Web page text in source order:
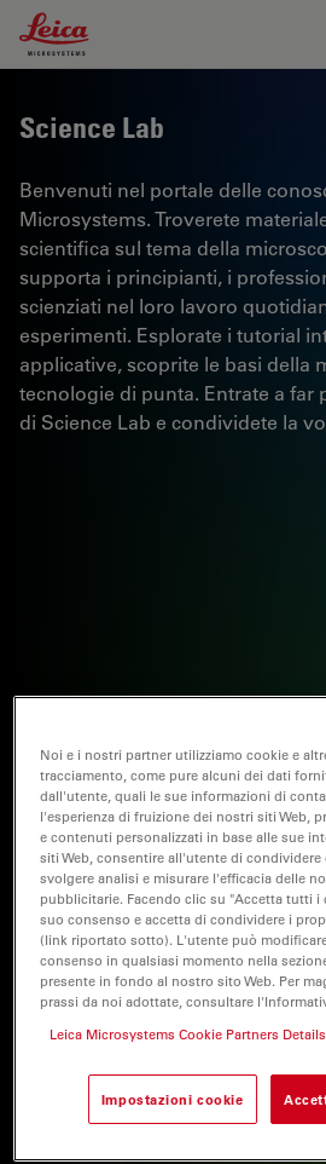
Leica Microsystems Logo
Science Lab
Benvenuti nel portale delle
Microsystems. Troverete
scientifica sul tema della
supporta i principianti, i
scienziati nel loro lavoro
esperimenti. Esplorate i tutorial
applicative, scoprite le basi della
tecnologie di punta. Entrate a far
di Science Lab e condividete la
Noi e i nostri partner utilizziamo cookie e
tracciamento, come pure alcuni dei dati
dall'utente, quali le sue informazioni di
l'esperienza di fruizione dei nostri siti Web,
e contenuti personalizzati in base alle sue
siti Web, consentire all'utente di
svolgere analisi e misurare l'efficacia delle
pubblicitarie. Facendo clic su "Accetta tutti i
suo consenso e accetta di condividere i
(link riportato sotto). L'utente può
consenso in qualsiasi momento nella
presente in fondo al nostro sito Web. Per
prassi da noi adottate, consultare
Leica Microsystems Cookie Partners Details
Impostazioni cookie